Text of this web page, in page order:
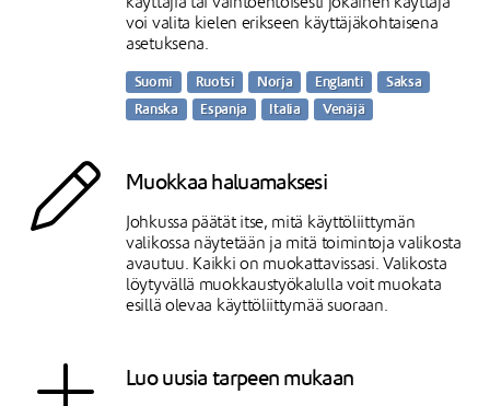
voi valita kielen erikseen käyttäjäkohtaisena
asetuksena.
Suomi Ruotsi Norja Englanti
Saksa
Ranska
Espanja Italia Venäjä
Muokkaa haluamaksesi
Johkussa päätät itse, mitä käyttöliittymän
valikossa näytetään ja mitä toimintoja valikosta
avautuu. Kaikki on muokattavissasi. Valikosta
löytyvällä muokkaustyökalulla voit muokata
esillä olevaa käyttöliittymää suoraan.
Luo uusia tarpeen mukaan